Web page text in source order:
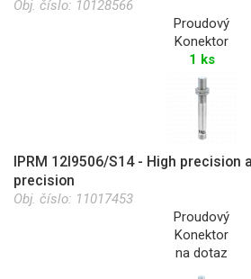
Obj. číslo: 10128566
Proudový
Konektor
1 ks
IPRM 12I9506/S14 - High precision
precision
Obj. číslo: 11017453
Proudový
Konektor
na dotaz